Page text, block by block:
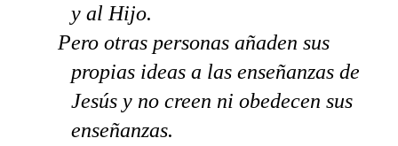
y al Hijo.
Pero otras personas añaden sus
propias ideas a las enseñanzas de
Jesús y no creen ni obedecen sus
enseñanzas.